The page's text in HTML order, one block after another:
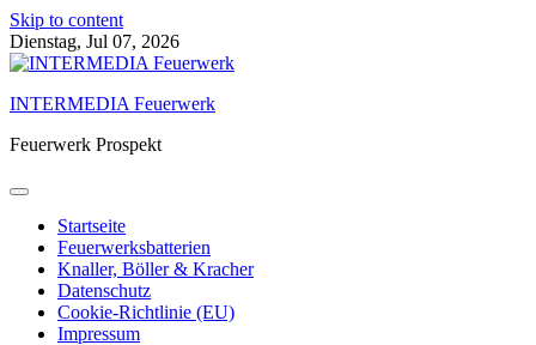
Skip to content
Dienstag, Jul 07, 2026
INTERMEDIA Feuerwerk
Feuerwerk Prospekt
Startseite
Feuerwerksbatterien
Knaller, Böller & Kracher
Datenschutz
Cookie-Richtlinie (EU)
Impressum